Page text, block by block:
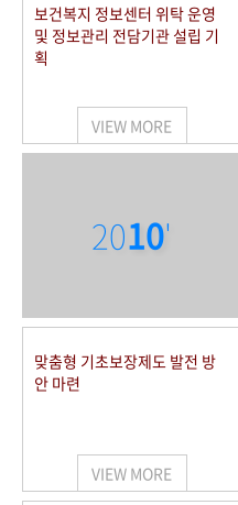
보건복지 정보센터 위탁 운영
및 정보관리 전담기관 설립 기
획
VIEW MORE
2010'
맞춤형 기초보장제도 발전 방
안 마련
VIEW MORE